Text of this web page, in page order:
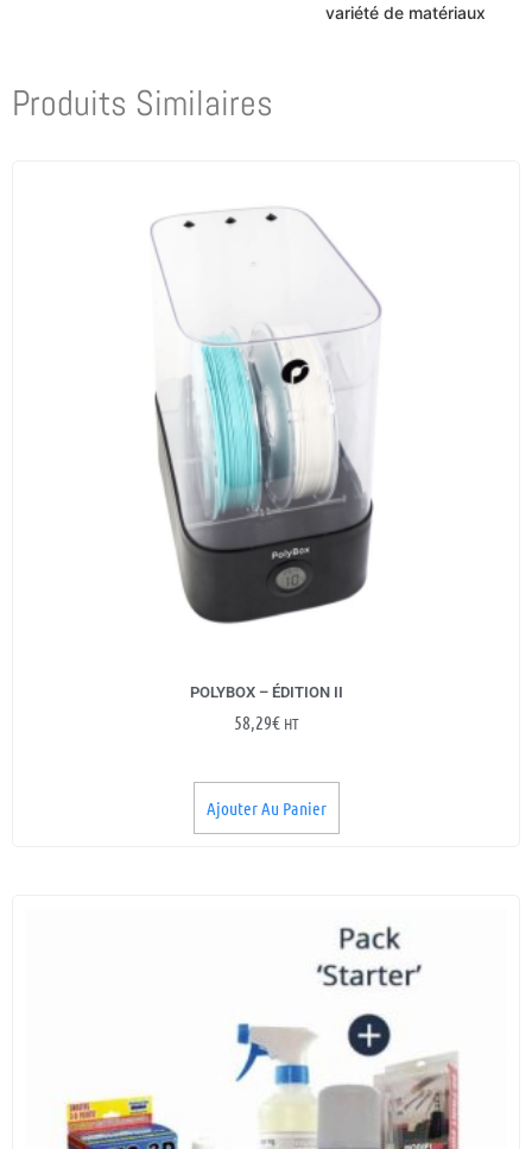
variété de matériaux
Produits Similaires
POLYBOX – ÉDITION II
58,29€ HT
Ajouter Au Panier